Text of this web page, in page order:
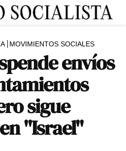
MOVIMIENTOS SOCIALES
envíos
sigue
"Israel"